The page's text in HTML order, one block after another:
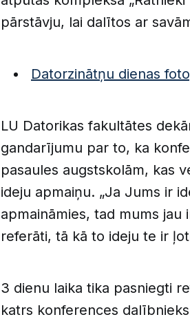
pārstāvju, lai dalītos ar
Datorzinātņu dienas
LU Datorikas fakultātes
gandarījumu par to, ka
pasaules augstskolām, kas
ideju apmaiņu. „Ja Jums ir
apmaināmies, tad mums jau
referāti, tā kā to ideju te ir
3 dienu laika tika pasniegti
katrs konferences